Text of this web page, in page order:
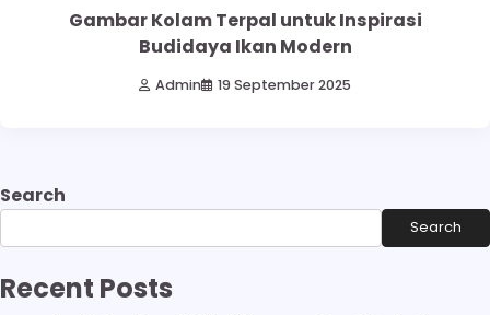
Gambar Kolam Terpal untuk Inspirasi
Budidaya Ikan Modern
Admin 19 September 2025
Search
Search
Recent Posts